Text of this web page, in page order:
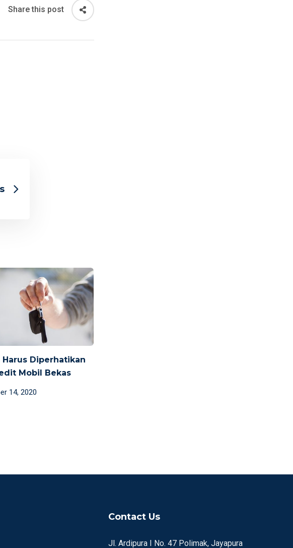
Share this post
Harus Diperhatikan
Mobil Bekas
14, 2020
Contact Us
Jl. Ardipura I No. 47 Polimak, Jayapura